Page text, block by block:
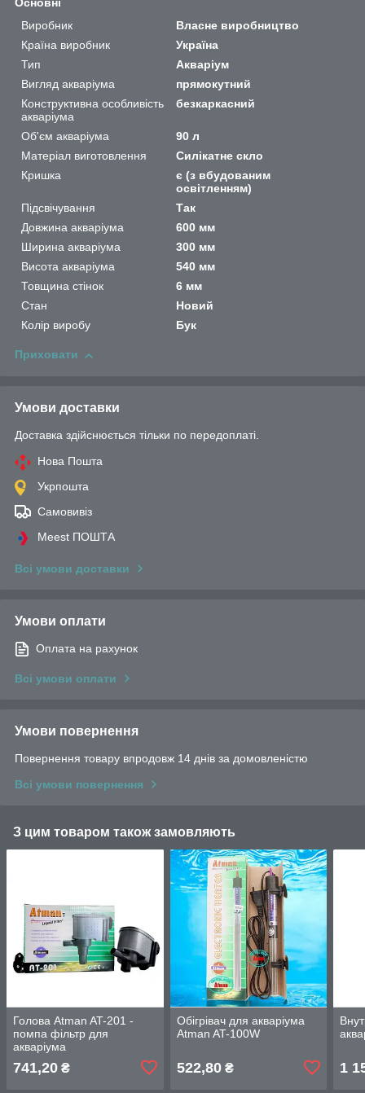
Основні
Виробник
Власне виробництво
Країна виробник
Україна
Тип
Акваріум
Вигляд акваріума
прямокутний
Конструктивна особливість
акваріума
безкаркасний
Об'єм акваріума
90 л
Матеріал виготовлення
Силікатне скло
Кришка
є (з вбудованим
освітленням)
Підсвічування
Так
Довжина акваріума
600 мм
Ширина акваріума
300 мм
Висота акваріума
540 мм
Товщина стінок
6 мм
Стан
Новий
Колір виробу
Бук
Приховати
Умови доставки
Доставка здійснюється тільки по передоплаті.
Нова Пошта
Укрпошта
Самовивіз
Meest ПОШТА
Всі умови доставки
Умови оплати
Оплата на рахунок
Всі умови оплати
Умови повернення
Повернення товару впродовж 14 днів за домовленістю
Всі умови повернення
З цим товаром також замовляють
Голова Atman AT-201 -
помпа фільтр для
акваріума
741,20 ₴
Обігрівач для акваріума
Atman AT-100W
522,80₴ 1